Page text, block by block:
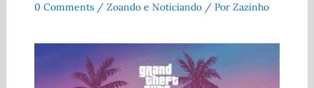
0 Comments / Zoando e Noticiando/ Por Zazinho